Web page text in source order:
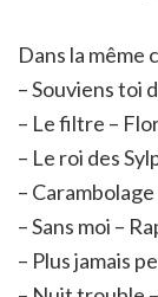
Dans la même
– Souviens toi
– Le filtre –
– Le roi des
– Carambolage
– Sans moi –
– Plus jamais